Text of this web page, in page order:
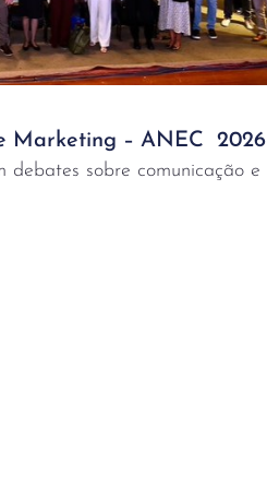
Marketing – ANEC 2026
debates sobre comunicação e